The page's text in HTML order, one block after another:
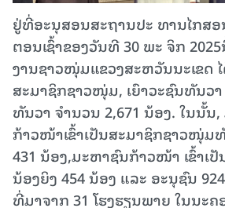
ຢູ່ທີ່ອະນຸສອນສະຖານປະ ທານໄກສ
ຕອນເຊົ້າຂອງວັນທີ 30 ພະ ຈິກ
ງານຊາວໜຸ່ມແຂວງສະຫວັນນະເຂດ
ສະມາຊິກຊາວໜຸ່ມ, ເຍົາວະຊົນທັນວ
ທັນວາ ຈໍານວນ 2,671 ນ້ອງ. ໃນນັ້ນ
ກ້າວໜ້າເຂົ້າເປັນສະມາຊິກຊາວໜຸ່ມ
431 ນ້ອງ,ມະຫາຊົນກ້າວໜ້າ ເຂົ້າເປັ
ນ້ອງຍິງ 454 ນ້ອງ ແລະ ອະນຸຊົນ
ທີ່ມາຈາກ 31 ໂຮງຮຽນພາຍ ໃນນະ